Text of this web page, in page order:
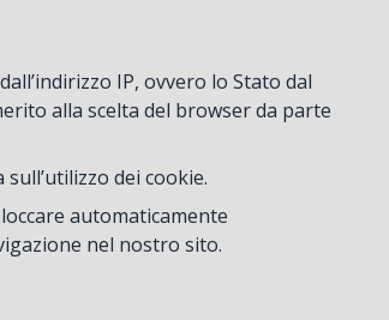
IP, ovvero lo Stato dal
alla scelta del browser da parte
dei cookie.
automaticamente
nel nostro sito.